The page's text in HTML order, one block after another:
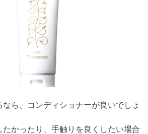
ら、コンディショナーが良いでしょ
かったり、手触りを良くしたい場合